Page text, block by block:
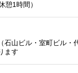
憩1時間）
石山ビル・室町ビル
ます